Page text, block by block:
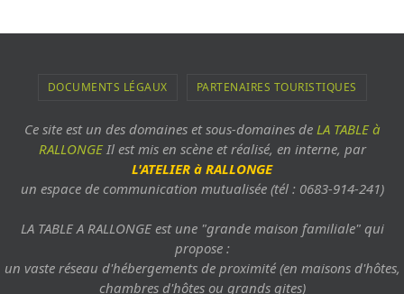
DOCUMENTS LÉGAUX PARTENAIRES TOURISTIQUES
Ce site est un des domaines et sous-domaines de LA TABLE à
RALLONGEIl est mis en scène et réalisé, en interne, par
L'ATELIER à RALLONGE
un espace de communication mutualisée (tél : 0683-914-241)
LA TABLE A RALLONGE est une "grande maison familiale" qui
propose :
un vaste réseau d'hébergements de proximité (en maisons d'hôtes,
chambres d'hôtes ou grands gites)